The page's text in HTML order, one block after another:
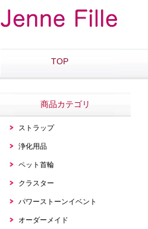
TOP
商品カテゴリ
ストラップ
浄化用品
ペット首輪
クラスター
パワーストーンイベント
オーダーメイド